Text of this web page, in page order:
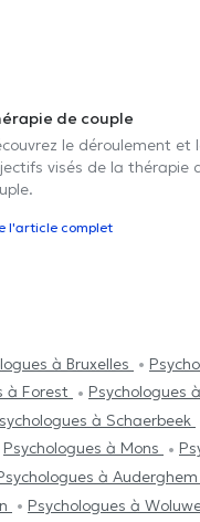
de couple
le déroulement et
visés de la thérapie
l'article complet
à Bruxelles
à Forest
Psychologues
à Schaerbeek
Psychologues à Mons
à Auderghem
Psychologues à